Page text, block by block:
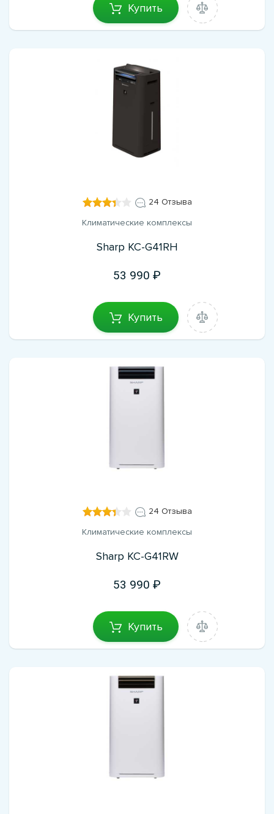
Купить
24 Отзыва
Климатические комплексы
Sharp KC-G41RH
53 990
Купить
24 Отзыва
Климатические комплексы
Sharp KC-G41RW
53 990
Купить